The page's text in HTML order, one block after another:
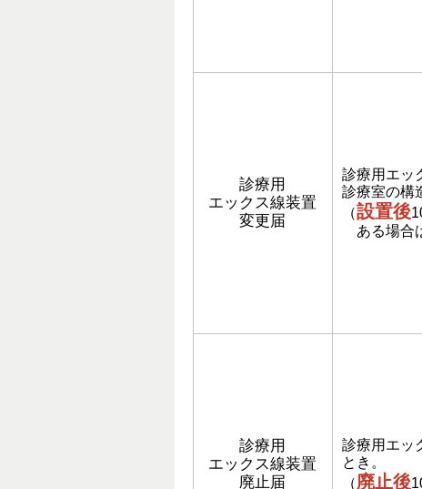
診療用
エックス線装置
変更届
診療用エッ
診療室の構
（設置後
ある場合
診療用
エックス線装置
廃止届
診療用エッ
とき。
（廃止後